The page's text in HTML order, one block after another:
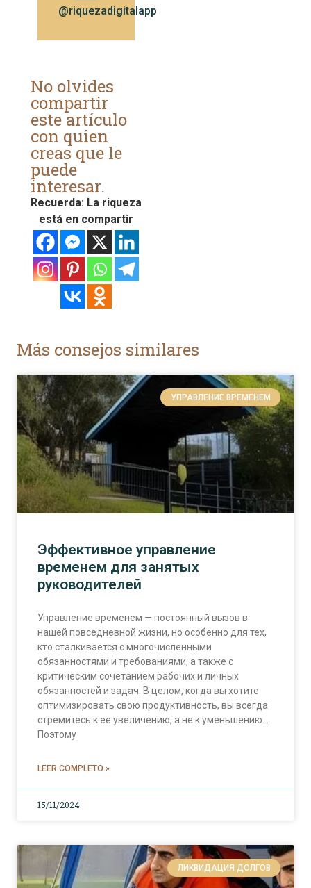
@riquezadigitalapp
No olvides
compartir
este artículo
con quien
creas que le
puede
interesar.
Recuerda: La riqueza
está en compartir
Más consejos similares
УПРАВЛЕНИЕ ВРЕМЕНЕМ
Эффективное управление
временем для занятых
руководителей
Управление временем — постоянный вызов в
нашей повседневной жизни, но особенно для тех,
кто сталкивается с многочисленными
обязанностями и требованиями, а также с
критическим сочетанием рабочих и личных
обязанностей и задач. В целом, когда вы хотите
оптимизировать свою продуктивность, вы всегда
стремитесь к ее увеличению, а не к уменьшению…
Поэтому
LEER COMPLETO »
15/11/2024
ЛИКВИДАЦИЯ ДОЛГОВ